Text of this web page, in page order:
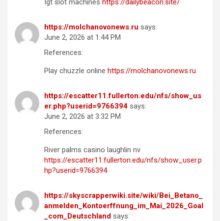
Igt slot machines https://dailybeacon.site/
https://molchanovonews.ru says:
June 2, 2026 at 1:44 PM
References:
Play chuzzle online https://molchanovonews.ru
https://escatter11.fullerton.edu/nfs/show_us
er.php?userid=9766394 says:
June 2, 2026 at 3:32 PM
References:
River palms casino laughlin nv
https://escatter11.fullerton.edu/nfs/show_user.p
hp?userid=9766394
https://skyscrapperwiki.site/wiki/Bei_Betano_
anmelden_Kontoerffnung_im_Mai_2026_Goal
_com_Deutschland says: